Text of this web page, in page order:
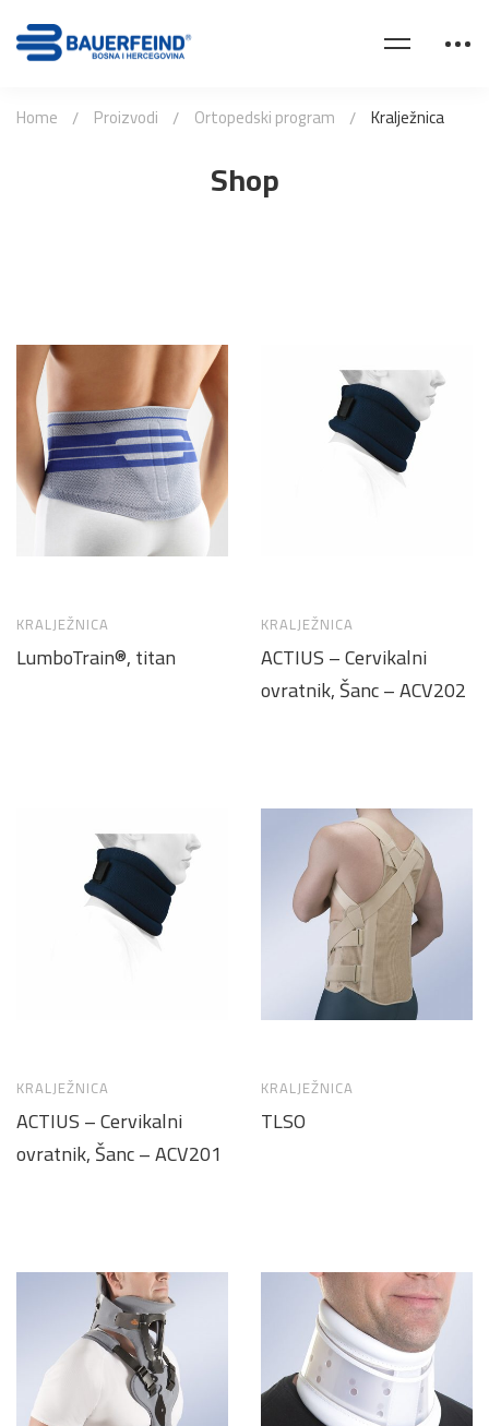
Shop
Home Proizvodi Ortopedski program Kralježnica
KRALJEŽNICA
LumboTrain®, titan
KRALJEŽNICA
ACTIUS – Cervikalni
ovratnik, Šanc – ACV202
KRALJEŽNICA
ACTIUS – Cervikalni
ovratnik, Šanc – ACV201
KRALJEŽNICA
TLSO